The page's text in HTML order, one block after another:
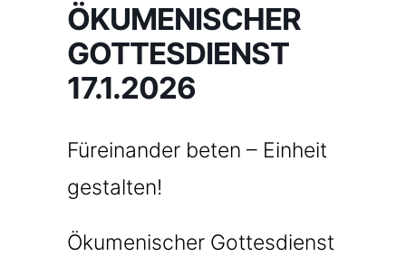
ÖKUMENISCHER
GOTTESDIENST
17.1.2026
Füreinander beten – Einheit
gestalten!
Ökumenischer Gottesdienst